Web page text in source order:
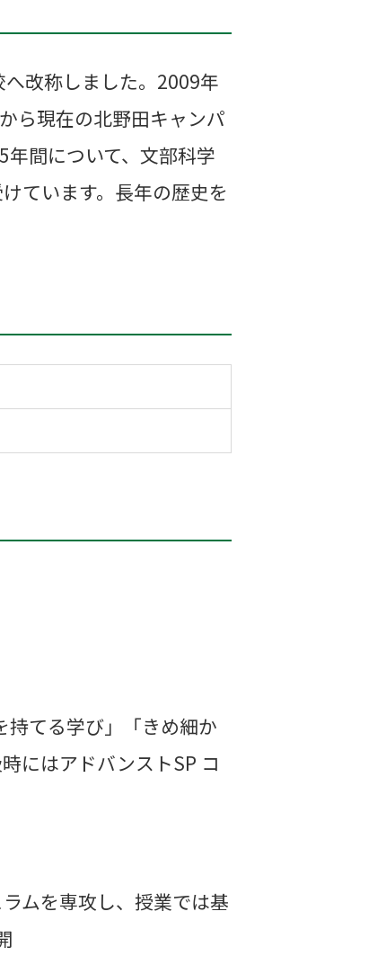
改称しました。2009年
ら現在の北野田キャンパ
間について、文部科学
ています。長年の歴史を
持てる学び」「きめ細か
にはアドバンストSP コ
ムを専攻し、授業では基